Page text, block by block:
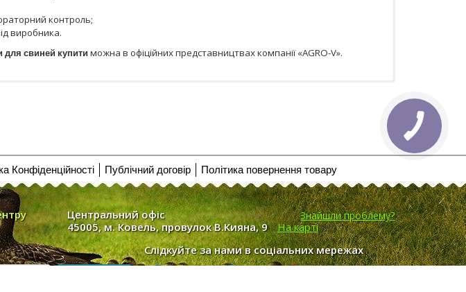
контроль;
виробника.
для свиней купити можна в офіційних представництвах компанії «AGRO-V».
Конфіденційності Публічний договір Політика повернення товару
Знайшли проблему?
Центральний офіс
45005, м. Ковель, провулок В.Кияна, 9 На карті
Слідкуйте за нами в соціальних мережах